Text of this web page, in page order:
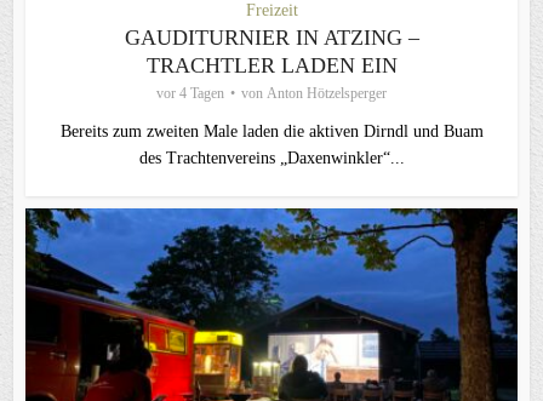
Freizeit
GAUDITURNIER IN ATZING –
TRACHTLER LADEN EIN
vor 4 Tagen von Anton Hötzelsperger
Bereits zum zweiten Male laden die aktiven Dirndl und Buam
des Trachtenvereins „Daxenwinkler“...